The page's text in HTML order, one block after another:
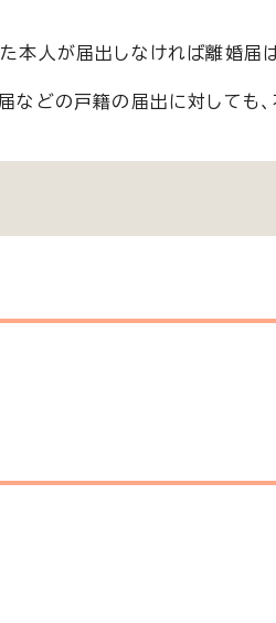
本人が届出しなければ離婚届
などの戸籍の届出に対しても